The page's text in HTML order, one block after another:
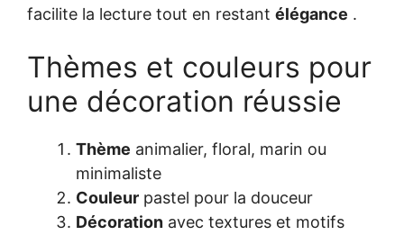
facilite la lecture tout en restant élégance .
Thèmes et couleurs pour
une décoration réussie
Thème animalier, floral, marin ou
minimaliste
Couleur pastel pour la douceur
Décoration avec textures et motifs